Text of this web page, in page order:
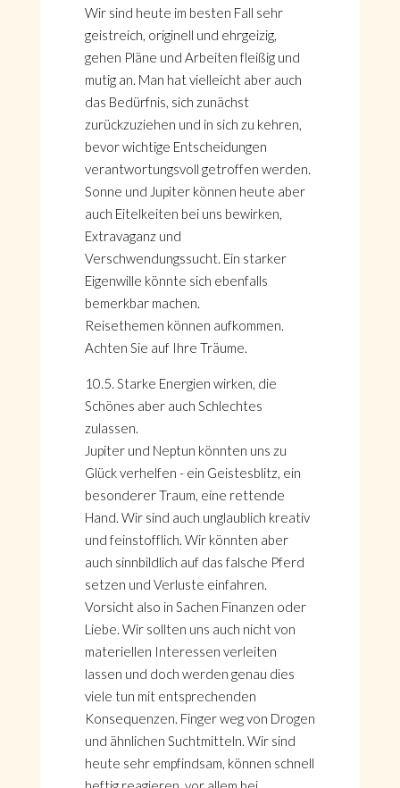
ÜBER AVANTGART.DE
IMPRESSUM & DATENSCHUTZ
Wir sind heute im besten Fall sehr
geistreich, originell und ehrgeizig,
gehen Pläne und Arbeiten fleißig und
mutig an. Man hat vielleicht aber auch
das Bedürfnis, sich zunächst
zurückzuziehen und in sich zu kehren,
bevor wichtige Entscheidungen
verantwortungsvoll getroffen werden.
Sonne und Jupiter können heute aber
auch Eitelkeiten bei uns bewirken,
Extravaganz und
Verschwendungssucht. Ein starker
Eigenwille könnte sich ebenfalls
bemerkbar machen.
Reisethemen können aufkommen.
Achten Sie auf Ihre Träume.
10.5. Starke Energien wirken, die
Schönes aber auch Schlechtes
zulassen.
Jupiter und Neptun könnten uns zu
Glück verhelfen - ein Geistesblitz, ein
besonderer Traum, eine rettende
Hand. Wir sind auch unglaublich kreativ
und feinstofflich. Wir könnten aber
auch sinnbildlich auf das falsche Pferd
setzen und Verluste einfahren.
Vorsicht also in Sachen Finanzen oder
Liebe. Wir sollten uns auch nicht von
materiellen Interessen verleiten
lassen und doch werden genau dies
viele tun mit entsprechenden
Konsequenzen. Finger weg von Drogen
und ähnlichen Suchtmitteln. Wir sind
heute sehr empfindsam, können schnell